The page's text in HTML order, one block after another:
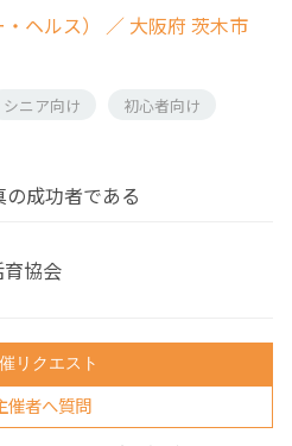
ヘルス） ／ 大阪府 茨木市
シニア向け
初心者向け
成功者である
協会
リクエスト
催者へ質問